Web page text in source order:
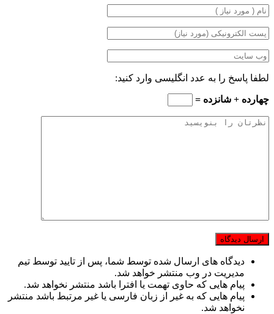
لطفا پاسخ را به عدد انگلیسی وارد کنید:
چهارده + شانزده =
دیدگاه های ارسال شده توسط شما، پس از تایید توسط تیم
مدیریت در وب منتشر خواهد شد.
پیام هایی که حاوی تهمت یا افترا باشد منتشر نخواهد شد.
پیام هایی که به غیر از زبان فارسی یا غیر مرتبط باشد منتشر
نخواهد شد.